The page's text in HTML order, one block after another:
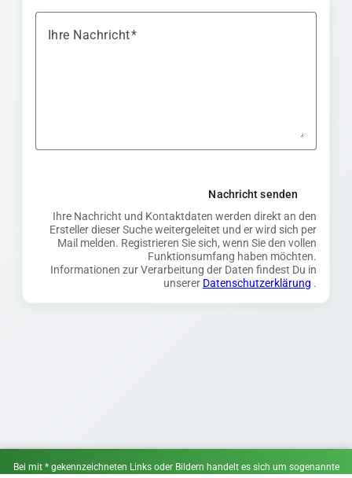
Ihre Nachricht
Nachricht senden
Ihre Nachricht und Kontaktdaten werden direkt an den
Ersteller dieser Suche weitergeleitet und er wird sich per
Mail melden. Registrieren Sie sich, wenn Sie den vollen
Funktionsumfang haben möchten.
Informationen zur Verarbeitung der Daten findest Du in
unserer Datenschutzerklärung .
Bei mit * gekennzeichneten Links oder Bildern handelt es sich um sogenannte